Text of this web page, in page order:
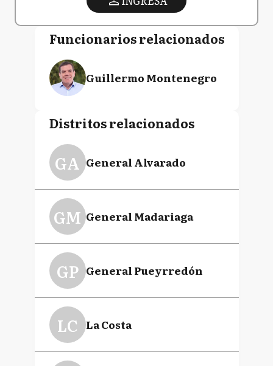
Funcionarios relacionados
Guillermo Montenegro
Distritos relacionados
GA General Alvarado
GM General Madariaga
GP General Pueyrredón
LC La Costa